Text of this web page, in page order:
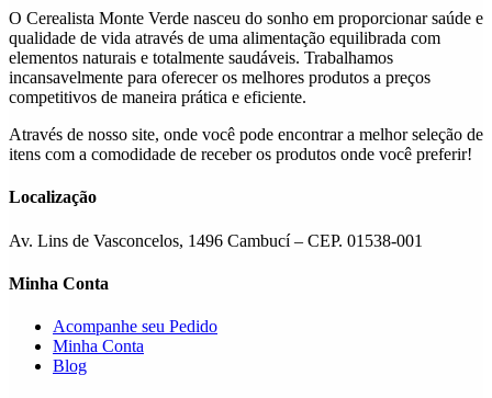
escolhidas
na
página
do
produto
O Cerealista Monte Verde nasceu do sonho em proporcionar saúde e
qualidade de vida através de uma alimentação equilibrada com
elementos naturais e totalmente saudáveis. Trabalhamos
incansavelmente para oferecer os melhores produtos a preços
competitivos de maneira prática e eficiente.
Através de nosso site, onde você pode encontrar a melhor seleção de
itens com a comodidade de receber os produtos onde você preferir!
Localização
Av. Lins de Vasconcelos, 1496 Cambucí – CEP. 01538-001
Minha Conta
Acompanhe seu Pedido
Minha Conta
Blog